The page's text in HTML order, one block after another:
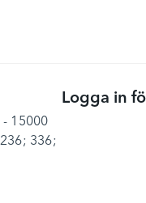
- 15000
336;
Logga in